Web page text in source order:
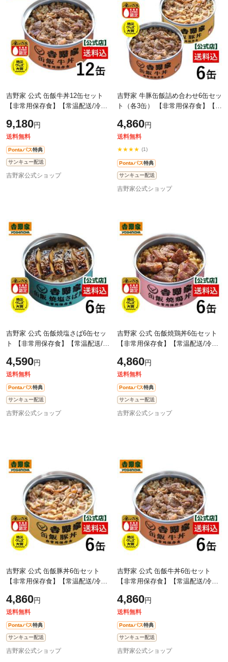
吉野家 公式 缶飯牛丼12缶セット
【非常用保存食】【常温配送/冷凍
蓄 ローリングストック
9,180円
送料無料
Pontaパス特典
サンキュー配送
吉野家公式ショップ
吉野家 牛豚缶飯詰め合わせ6缶セッ
ト（各3缶） 【非常用保存食】【常
の備えに 備蓄 ローリングストック
4,860円
送料無料
★★★★ (1)
Pontaパス特典
サンキュー配送
吉野家公式ショップ
吉野家 公式 缶飯焼塩さば6缶セッ
ト 【非常用保存食】【常温配送/冷
備蓄 ローリングストック 焼魚
4,590円
送料無料
Pontaパス特典
サンキュー配送
吉野家公式ショップ
吉野家 公式 缶飯焼鶏丼6缶セット
【非常用保存食】【常温配送/冷凍
蓄 ローリングストック 焼き鳥
4,860円
送料無料
Pontaパス特典
サンキュー配送
吉野家公式ショップ
吉野家 公式 缶飯豚丼6缶セット
【非常用保存食】【常温配送/冷凍
蓄 ローリングストック
4,860円
送料無料
Pontaパス特典
サンキュー配送
吉野家公式ショップ
吉野家 公式 缶飯牛丼6缶セット
【非常用保存食】【常温配送/冷凍
蓄 ローリングストック
4,860円
送料無料
Pontaパス特典
サンキュー配送
吉野家公式ショップ